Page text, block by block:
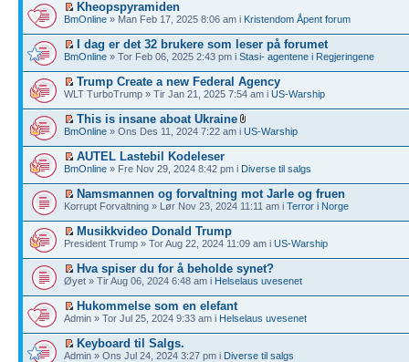
Kheopspyramiden
BmOnline » Man Feb 17, 2025 8:06 am i Kristendom Åpent forum
I dag er det 32 brukere som leser på forumet
BmOnline » Tor Feb 06, 2025 2:43 pm i Stasi- agentene i Regjeringene
Trump Create a new Federal Agency
WLT TurboTrump » Tir Jan 21, 2025 7:54 am i US-Warship
This is insane aboat Ukraine
BmOnline » Ons Des 11, 2024 7:22 am i US-Warship
AUTEL Lastebil Kodeleser
BmOnline » Fre Nov 29, 2024 8:42 pm i Diverse til salgs
Namsmannen og forvaltning mot Jarle og fruen
Korrupt Forvaltning » Lør Nov 23, 2024 11:11 am i Terror i Norge
Musikkvideo Donald Trump
President Trump » Tor Aug 22, 2024 11:09 am i US-Warship
Hva spiser du for å beholde synet?
Øyet » Tir Aug 06, 2024 6:48 am i Helselaus uvesenet
Hukommelse som en elefant
Admin » Tor Jul 25, 2024 9:33 am i Helselaus uvesenet
Keyboard til Salgs.
Admin » Ons Jul 24, 2024 3:27 pm i Diverse til salgs